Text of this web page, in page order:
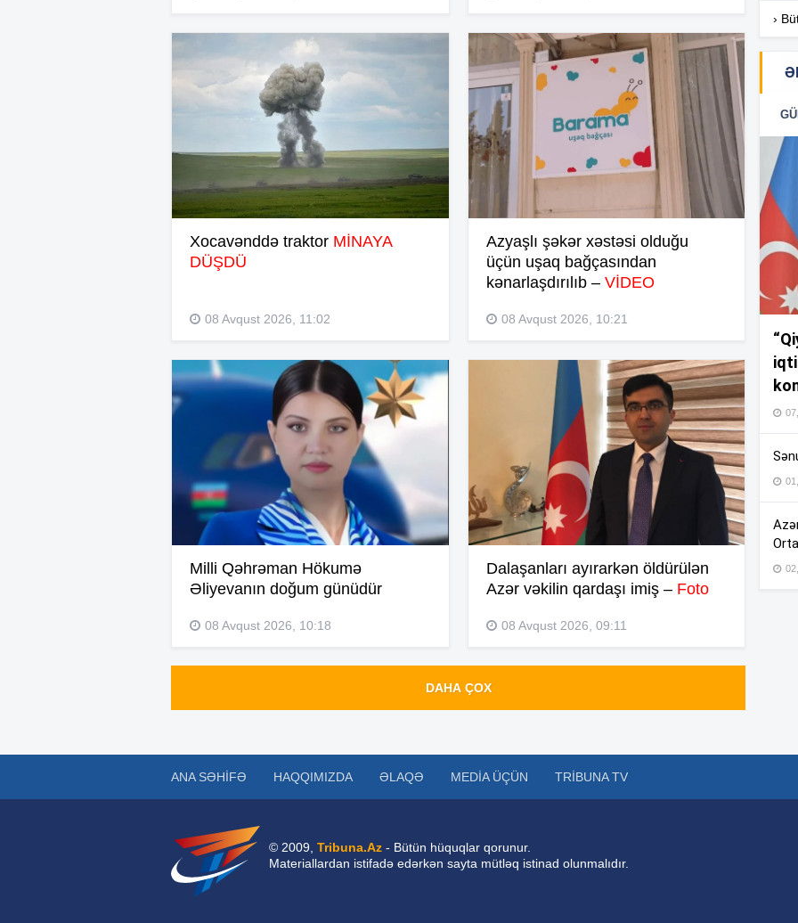
Xocavənddə traktor MİNAYA
DÜŞDÜ
08 Avqust 2026, 11:02
Azyaşlı şəkər xəstəsi olduğu
üçün uşaq bağçasından
kənarlaşdırılıb –VİDEO
08 Avqust 2026, 10:21
Milli Qəhrəman Hökumə
Əliyevanın doğum günüdür
08 Avqust 2026, 10:18
Dalaşanları ayırarkən öldürülən
Azər vəkilin qardaşı imiş –Foto
08 Avqust 2026, 09:11
DAHA ÇOX
›
ANA SƏHIFƏ HAQQIMIZDA ƏLAQƏ MEDIA ÜÇÜN TRIBUNA TV
© 2009, Tribuna.Az - Bütün hüquqlar qorunur.
Materiallardan istifadə edərkən sayta mütləq istinad olunmalıdır.